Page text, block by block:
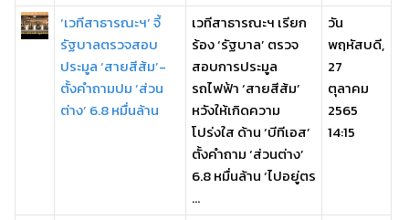
‘เวทีสาธารณะฯ’ จี้
รัฐบาลตรวจสอบ
ประมูล ‘สายสีส้ม’-
ตั้งคำถามปม ‘ส่วน
ต่าง’ 6.8 หมื่นล้าน
เวทีสาธารณะฯ เรียก
ร้อง ‘รัฐบาล’ ตรวจ
สอบการประมูล
รถไฟฟ้า ‘สายสีส้ม’
หวังให้เกิดความ
โปร่งใส ด้าน ‘บีทีเอส’
ตั้งคำถาม ‘ส่วนต่าง’
6.8 หมื่นล้าน ‘ไปอยู่ตร
...
วัน
พฤหัสบดี,
27
ตุลาคม
2565
14:15